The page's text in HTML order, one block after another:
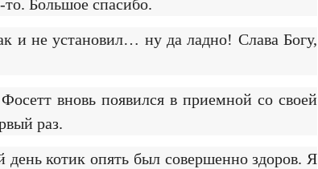
Большое спасибо.
и не установил… ну да ладно! Слава Богу,
вновь появился в приемной со своей
раз.
котик опять был совершенно здоров. Я